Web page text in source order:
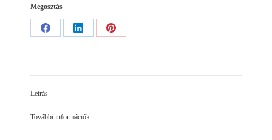
Megosztás
Share
Share
Share
Leírás
További információk